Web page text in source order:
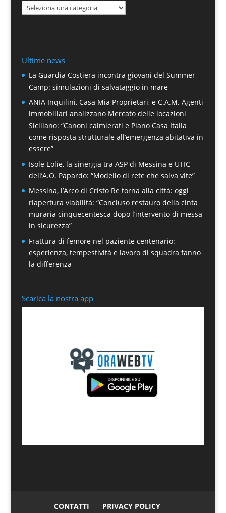
Categorie
Ultime news
La Guardia Costiera incontra giovani del Summer
Camp: simulazioni di salvataggio in mare
ANIA Inquilini, Casa Mia Proprietari, e C.A.M. Agenti
immobiliari analizzano Mercato delle locazioni
Siciliano: “Canoni calmierati e Piano Casa Italia
come risposta strutturale all’emergenza abitativa in
essere”
Isole Eolie, la sinergia tra ASP di Messina e UTIC
dell’A.O. Papardo: “Modello di rete che salva vite”
Messina, l’Arco di Cristo Re torna alla città: oggi
riapertura viabilità: “Concluso restauro della cinta
muraria cinquecentesca dopo l’intervento di messa
in sicurezza”
Frattura di femore nel paziente centenario:
esperienza, tempestività e lavoro di squadra fanno
la differenza
Scarica la nostra app
CONTATTI PRIVACY POLICY